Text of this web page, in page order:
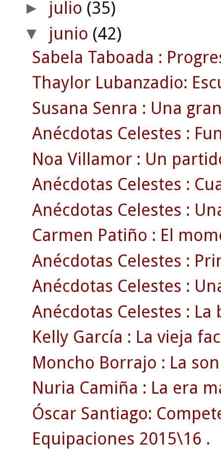
► julio (35)
▼ junio (42)
Sabela Taboada :
Thaylor Lubanzadio:
Susana Senra : Una
Anécdotas Celestes :
Noa Villamor : Un
Anécdotas Celestes :
Anécdotas Celestes :
Carmen Patiño : El
Anécdotas Celestes :
Anécdotas Celestes :
Anécdotas Celestes :
Kelly García : La vieja
Moncho Borrajo : La
Nuria Camiña : La era
Óscar Santiago:
Equipaciones 2015\16 .